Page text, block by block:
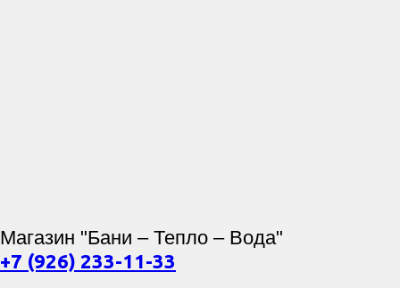
Магазин "Бани – Тепло – Вода"
+7 (926) 233-11-33